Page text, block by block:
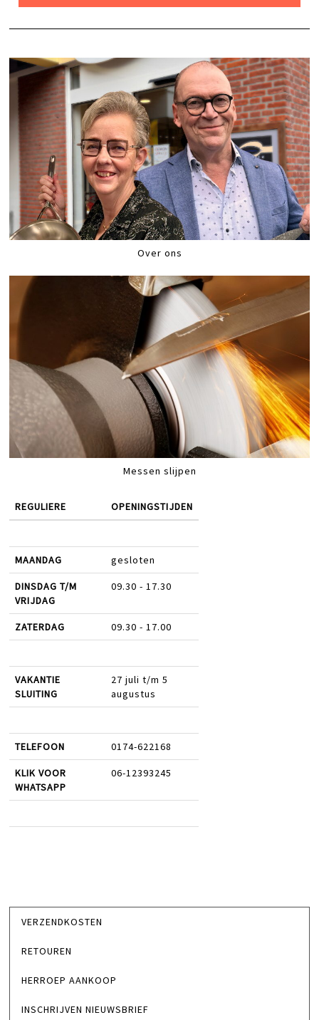
Over ons
Messen slijpen
REGULIERE OPENINGSTIJDEN
MAANDAG gesloten
DINSDAG T/M
VRIJDAG
09.30 - 17.30
ZATERDAG 09.30 - 17.00
VAKANTIE
SLUITING
27 juli t/m 5
augustus
TELEFOON 0174-622168
KLIK VOOR
WHATSAPP
06-12393245
VERZENDKOSTEN
RETOUREN
HERROEP AANKOOP
INSCHRIJVEN NIEUWSBRIEF